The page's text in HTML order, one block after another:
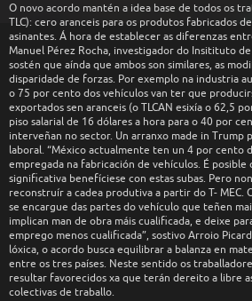
O novo acordo mantén a idea base de todos os
TLC): cero aranceis para os produtos fabricados
asinantes. Á hora de establecer as diferenzas
Manuel Pérez Rocha, investigador do Insitituto
sostén que aínda que ambos son similares, as
disparidade de forzas. Por exemplo na industria
o 75 por cento dos vehículos van ter que
exportados sen aranceis (o TLCAN esixía o 62,5
piso salarial de 16 dólares a hora para o 40 por
interveñan no sector. Un arranxo made in Trump
laboral. “México actualmente ten un 4 por cento
empregada na fabricación de vehículos. É
significativa benefíciese con estas subas. Pero
reconstruír a cadea produtiva a partir do T- MEC.
se encargue das partes do vehículo que teñen
implican man de obra máis cualificada, e deixe
emprego menos cualificada”, sostivo Arroio
lóxica, o acordo busca equilibrar a balanza en
entre os tres países. Neste sentido os
resultar favorecidos xa que terán dereito a libre
colectivas de traballo.